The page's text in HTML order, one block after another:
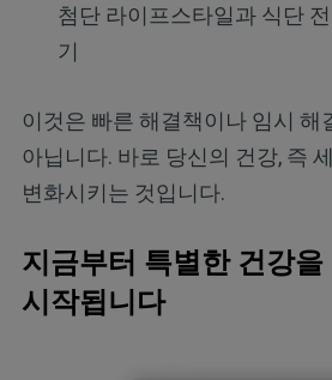
첨단 라이프스타일과 식단
기
이것은 빠른 해결책이나 임시 해
아닙니다. 바로 당신의 건강, 즉
변화시키는 것입니다.
지금부터 특별한 건강을
시작됩니다